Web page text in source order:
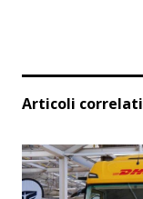
Articoli correlati